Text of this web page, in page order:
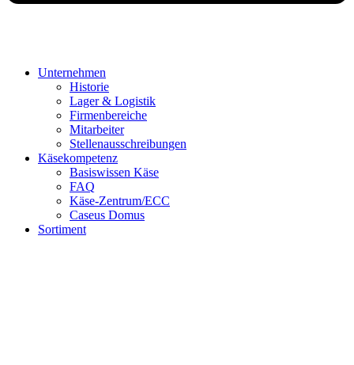
Unternehmen
Historie
Lager & Logistik
Firmenbereiche
Mitarbeiter
Stellenausschreibungen
Käsekompetenz
Basiswissen Käse
FAQ
Käse-Zentrum/ECC
Caseus Domus
Sortiment